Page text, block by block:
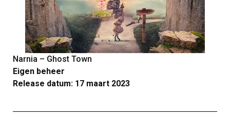
Narnia – Ghost Town
Eigen beheer
Release datum: 17 maart 2023